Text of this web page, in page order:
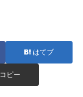
はてブ
コピー